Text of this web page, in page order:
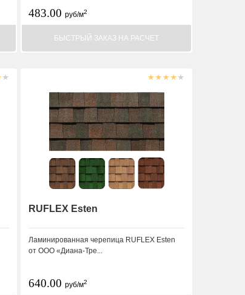
483.00руб/м2
БЫСТРЫЙ ЗАКАЗ НА РАСЧЕТ
RUFLEX Esten
Ламинированная черепица RUFLEX Esten
от ООО «Диана-Тре...
640.00руб/м2